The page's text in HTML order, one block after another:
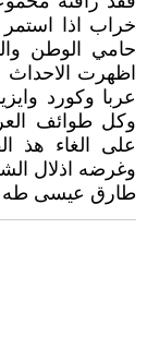
خراب اذا استمر
حامي الوطن
اظهرت الاحداث
عربا وكورد
وكل طوائف
على الغاء هذ
وغرضه اذلال
طارق عيسى طه